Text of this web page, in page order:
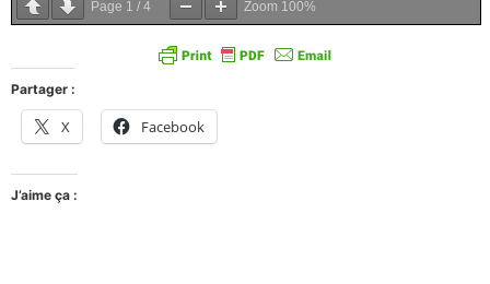
Page 1 / 4 Zoom 100%
Partager :
X Facebook
J’aime ça :